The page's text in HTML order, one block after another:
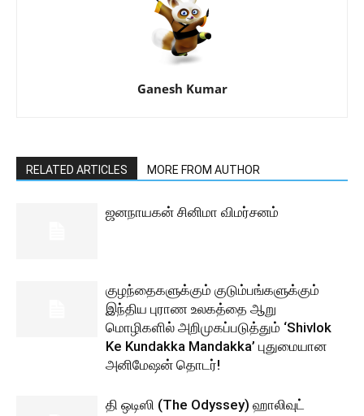
Ganesh Kumar
RELATED ARTICLES MORE FROM AUTHOR
ஜனநாயகன் சினிமா விமர்சனம்
குழந்தைகளுக்கும் குடும்பங்களுக்கும்
இந்திய புராண உலகத்தை ஆறு
மொழிகளில் அறிமுகப்படுத்தும் ‘Shivlok
Ke Kundakka Mandakka’ புதுமையான
அனிமேஷன் தொடர்!
தி ஒடிஸி (The Odyssey) ஹாலிவுட்